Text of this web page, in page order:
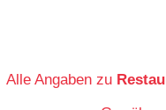
Alle Angaben zu